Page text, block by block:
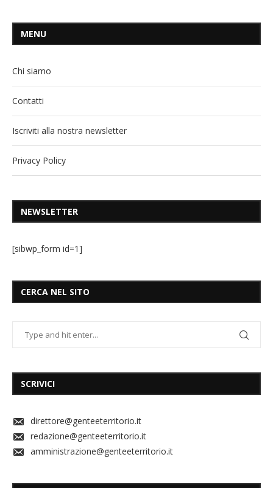
MENU
Chi siamo
Contatti
Iscriviti alla nostra newsletter
Privacy Policy
NEWSLETTER
[sibwp_form id=1]
CERCA NEL SITO
SCRIVICI
direttore@genteeterritorio.it
redazione@genteeterritorio.it
amministrazione@genteeterritorio.it